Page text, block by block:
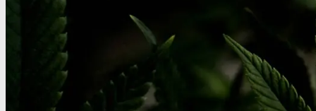
Ecstasy renhedstest
Heroin
Heroin renhedstest